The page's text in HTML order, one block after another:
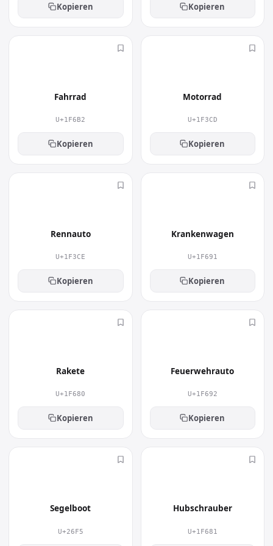
Kopieren Kopieren
Fahrrad
U+1F6B2
Kopieren
Motorrad
U+1F3CD
Kopieren
Rennauto
U+1F3CE
Kopieren
Krankenwagen
U+1F691
Kopieren
Rakete
U+1F680
Kopieren
Feuerwehrauto
U+1F692
Kopieren
Segelboot
U+26F5
Hubschrauber
U+1F681